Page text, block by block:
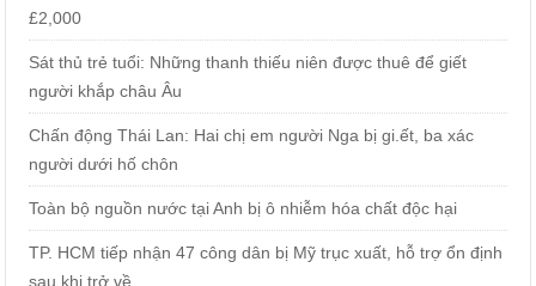
£2,000
Sát thủ trẻ tuổi: Những thanh thiếu niên được thuê để giết
người khắp châu Âu
Chấn động Thái Lan: Hai chị em người Nga bị gi.ết, ba xác
người dưới hố chôn
Toàn bộ nguồn nước tại Anh bị ô nhiễm hóa chất độc hại
TP. HCM tiếp nhận 47 công dân bị Mỹ trục xuất, hỗ trợ ổn định
sau khi trở về